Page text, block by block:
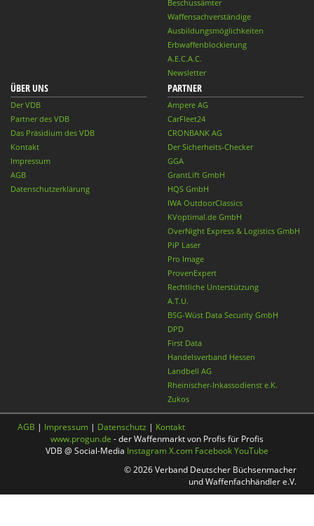
Beschussämter
Waffensachverständige
Ausbildungsmöglichkeiten
Erbwaffenblockierung
A.E.C.A.C.
Newsletter
ÜBER UNS
Der VDB
Partner des VDB
Das Präsidium des VDB
Kontakt
Impressum
AGB
Datenschutzerklärung
PARTNER
Ampere AG
CarFleet24
CRONBANK AG
Der Sicherheits-Checker
GGA
GrantLift GmbH
HQS GmbH
IWA OutdoorClassics
KVoptimal.de GmbH
OverNight Express & Logistics GmbH
PiP Laser
Pro Image
ProvenExpert
Rechtliche Unterstützung
A.T.U.
BSG-Wüst Data Security GmbH
DPD
First Data
Handelsverband Hessen
Landbell AG
Rheinischer-Inkassodienst e.K.
Zukos
AGB | Impressum | Datenschutz | Kontakt
www.progun.de - der Waffenmarkt von Profis für Profis
VDB @ Social-Media InstagramX.com FacebookYouTube
© 2026 Verband Deutscher Büchsenmacher
und Waffenfachhändler e.V.